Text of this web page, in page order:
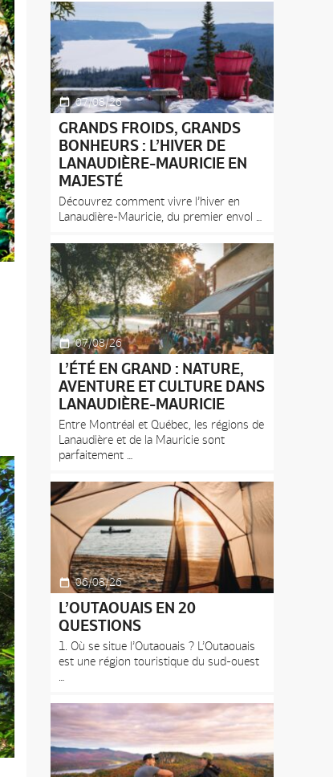
07/08/26
GRANDS FROIDS, GRANDS
BONHEURS : L’HIVER DE
LANAUDIÈRE-MAURICIE EN
MAJESTÉ
Découvrez comment vivre l’hiver en
Lanaudière-Mauricie, du premier envol
07/08/26
L’ÉTÉ EN GRAND : NATURE,
AVENTURE ET CULTURE DANS
LANAUDIÈRE-MAURICIE
Entre Montréal et Québec, les régions de
Lanaudière et de la Mauricie sont
parfaitement
06/08/26
L’OUTAOUAIS EN 20
QUESTIONS
1. Où se situe l’Outaouais ? L’Outaouais
est une région touristique du sud-ouest